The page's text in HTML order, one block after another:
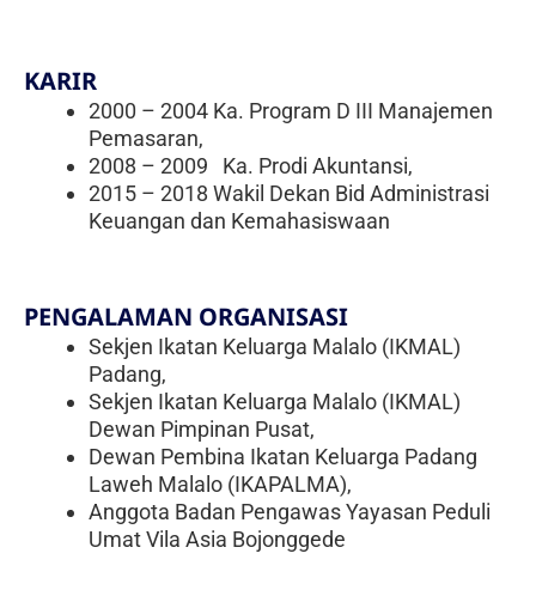
KARIR
2000 – 2004 Ka. Program D III Manajemen
Pemasaran,
2008 – 2009 Ka. Prodi Akuntansi,
2015 – 2018 Wakil Dekan Bid Administrasi
Keuangan dan Kemahasiswaan
PENGALAMAN ORGANISASI
Sekjen Ikatan Keluarga Malalo (IKMAL)
Padang,
Sekjen Ikatan Keluarga Malalo (IKMAL)
Dewan Pimpinan Pusat,
Dewan Pembina Ikatan Keluarga Padang
Laweh Malalo (IKAPALMA),
Anggota Badan Pengawas Yayasan Peduli
Umat Vila Asia Bojonggede